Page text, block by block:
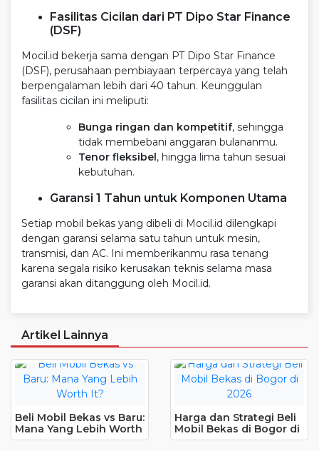
Fasilitas Cicilan dari PT Dipo Star Finance
(DSF)
Mocil.id bekerja sama dengan PT Dipo Star Finance
(DSF), perusahaan pembiayaan terpercaya yang telah
berpengalaman lebih dari 40 tahun. Keunggulan
fasilitas cicilan ini meliputi:
Bunga ringan dan kompetitif, sehingga
tidak membebani anggaran bulananmu.
Tenor fleksibel, hingga lima tahun sesuai
kebutuhan.
Garansi 1 Tahun untuk Komponen Utama
Setiap mobil bekas yang dibeli di Mocil.id dilengkapi
dengan garansi selama satu tahun untuk mesin,
transmisi, dan AC. Ini memberikanmu rasa tenang
karena segala risiko kerusakan teknis selama masa
garansi akan ditanggung oleh Mocil.id.
Artikel Lainnya
Beli Mobil Bekas vs Baru:
Mana Yang Lebih Worth
It?
Harga dan Strategi Beli
Mobil Bekas di Bogor di
2026